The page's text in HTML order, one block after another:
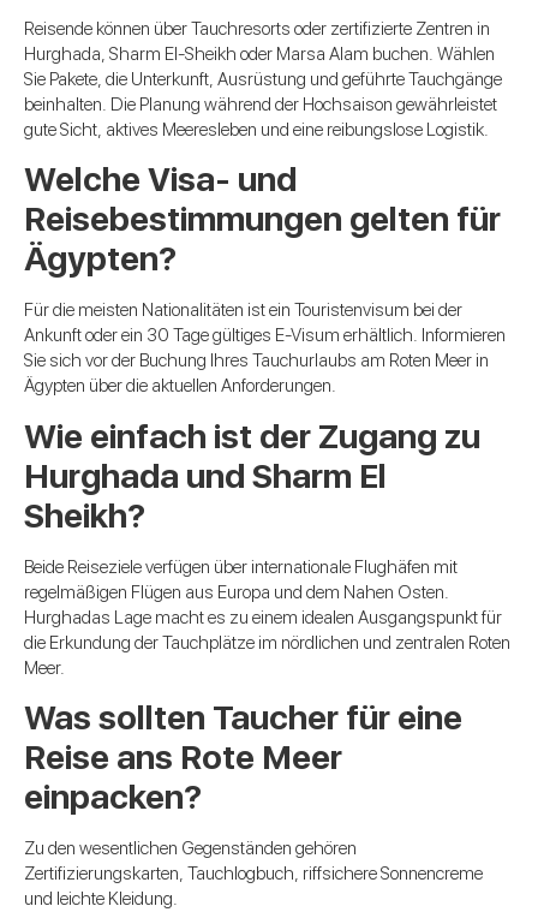
Reisende können über Tauchresorts oder zertifizierte Zentren in
Hurghada, Sharm El-Sheikh oder Marsa Alam buchen. Wählen
Sie Pakete, die Unterkunft, Ausrüstung und geführte Tauchgänge
beinhalten. Die Planung während der Hochsaison gewährleistet
gute Sicht, aktives Meeresleben und eine reibungslose Logistik.
Welche Visa- und
Reisebestimmungen gelten für
Ägypten?
Für die meisten Nationalitäten ist ein Touristenvisum bei der
Ankunft oder ein 30 Tage gültiges E-Visum erhältlich. Informieren
Sie sich vor der Buchung Ihres Tauchurlaubs am Roten Meer in
Ägypten über die aktuellen Anforderungen.
Wie einfach ist der Zugang zu
Hurghada und Sharm El
Sheikh?
Beide Reiseziele verfügen über internationale Flughäfen mit
regelmäßigen Flügen aus Europa und dem Nahen Osten.
Hurghadas Lage macht es zu einem idealen Ausgangspunkt für
die Erkundung der Tauchplätze im nördlichen und zentralen Roten
Meer.
Was sollten Taucher für eine
Reise ans Rote Meer
einpacken?
Zu den wesentlichen Gegenständen gehören
Zertifizierungskarten, Tauchlogbuch, riffsichere Sonnencreme
und leichte Kleidung.